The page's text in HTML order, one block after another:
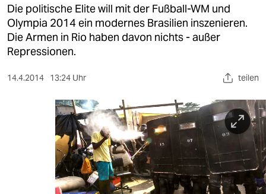
kultur
sport
berlin
wahrheit
veranstaltungen
Die politische Elite will mit der Fußball-WM und
Olympia 2014 ein modernes Brasilien inszenieren.
Die Armen in Rio haben davon nichts - außer
Repressionen.
14.4.2014 13:24 Uhr teilen